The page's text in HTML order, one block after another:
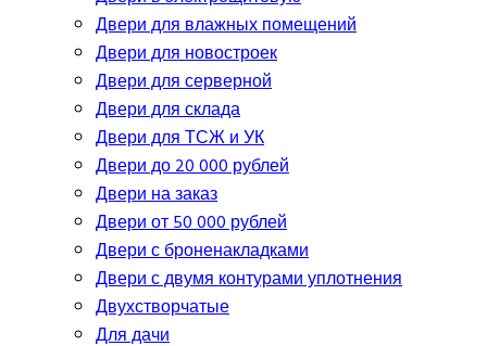
Двери для влажных помещений
Двери для новостроек
Двери для серверной
Двери для склада
Двери для ТСЖ и УК
Двери до 20 000 рублей
Двери на заказ
Двери от 50 000 рублей
Двери с броненакладками
Двери с двумя контурами уплотнения
Двухстворчатые
Для дачи